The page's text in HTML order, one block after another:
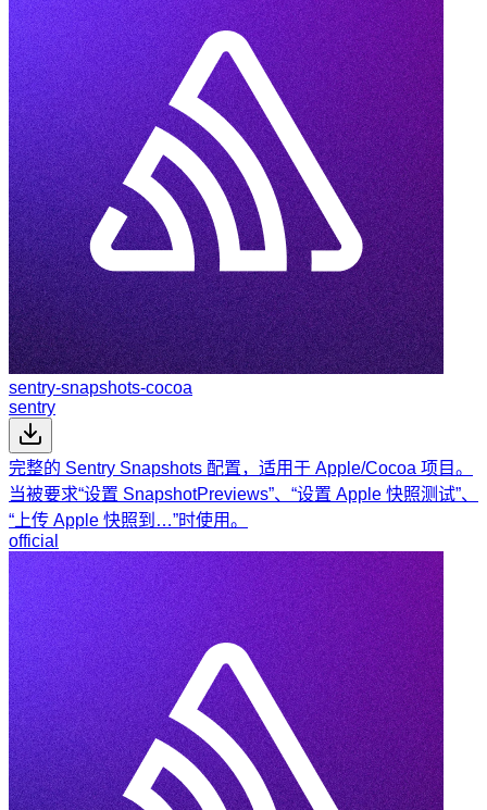
sentry-snapshots-cocoa
sentry
完整的 Sentry Snapshots 配置，适用于 Apple/Cocoa 项目。
当被要求“设置 SnapshotPreviews”、“设置 Apple 快照测试”、
“上传 Apple 快照到…”时使用。
official